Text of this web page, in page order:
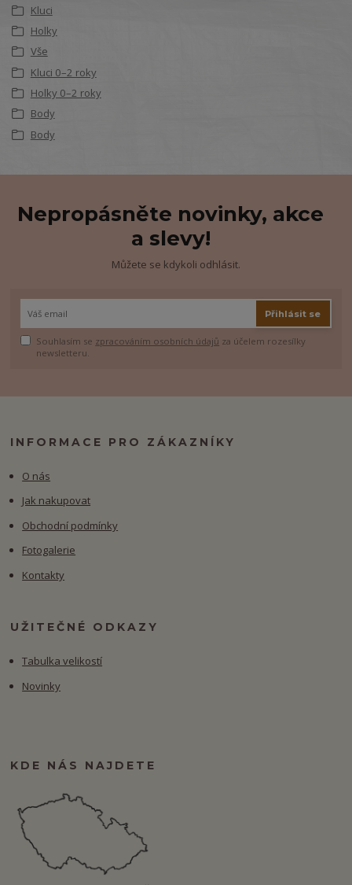
Kluci
Holky
Vše
Kluci 0–2 roky
Holky 0–2 roky
Body
Body
Nepropásněte novinky, akce
a slevy!
Můžete se kdykoli odhlásit.
Přihlásit se
Souhlasím se zpracováním osobních údajů za účelem rozesílky
newsletteru.
INFORMACE PRO ZÁKAZNÍKY
O nás
Jak nakupovat
Obchodní podmínky
Fotogalerie
Kontakty
UŽITEČNÉ ODKAZY
Tabulka velikostí
Novinky
KDE NÁS NAJDETE